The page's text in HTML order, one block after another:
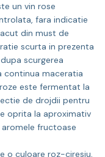
un vin rose
fara indicatie
din must de
scurta in prezenta
scurgerea
continua maceratia
este fermentat la
de drojdii pentru
oprita la aproximativ
fructoase
o culoare roz-ciresiu,